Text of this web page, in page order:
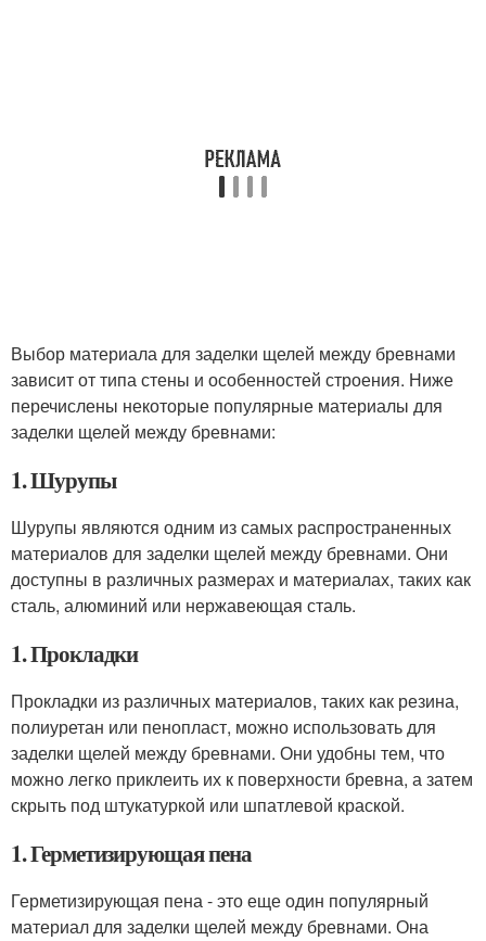
Выбор материала для заделки щелей между бревнами
зависит от типа стены и особенностей строения. Ниже
перечислены некоторые популярные материалы для
заделки щелей между бревнами:
1. Шурупы
Шурупы являются одним из самых распространенных
материалов для заделки щелей между бревнами. Они
доступны в различных размерах и материалах, таких как
сталь, алюминий или нержавеющая сталь.
1. Прокладки
Прокладки из различных материалов, таких как резина,
полиуретан или пенопласт, можно использовать для
заделки щелей между бревнами. Они удобны тем, что
можно легко приклеить их к поверхности бревна, а затем
скрыть под штукатуркой или шпатлевой краской.
1. Герметизирующая пена
Герметизирующая пена - это еще один популярный
материал для заделки щелей между бревнами. Она